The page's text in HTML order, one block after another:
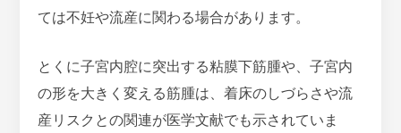
ては不妊や流産に関わる場合があります。
とくに子宮内腔に突出する粘膜下筋腫や、子宮内
の形を大きく変える筋腫は、着床のしづらさや流
産リスクとの関連が医学文献でも示されていま